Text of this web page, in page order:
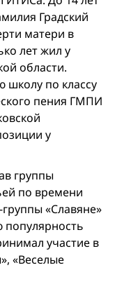
Градский
матери в
лет жил у
области.
школу по классу
пения ГМПИ
у
группы
по времени
«Славяне»
участие в
«Веселые